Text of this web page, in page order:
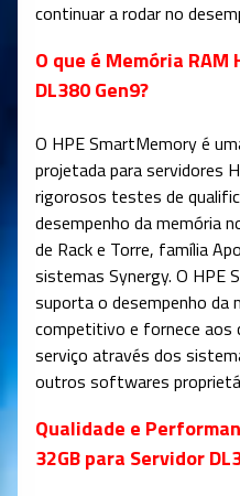
continuar a rodar no
O que é Memória RAM
DL380 Gen9?
O HPE SmartMemory é
projetada para servidores
rigorosos testes de
desempenho da memória
de Rack e Torre, família
sistemas Synergy. O HPE
suporta o desempenho da
competitivo e fornece aos
serviço através dos
outros softwares
Qualidade e
32GB para Servidor